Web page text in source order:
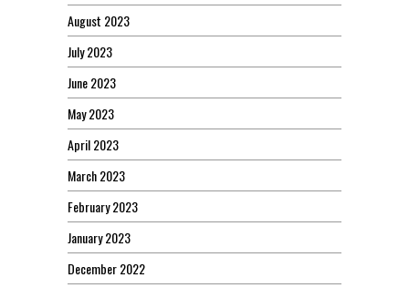
August 2023
July 2023
June 2023
May 2023
April 2023
March 2023
February 2023
January 2023
December 2022